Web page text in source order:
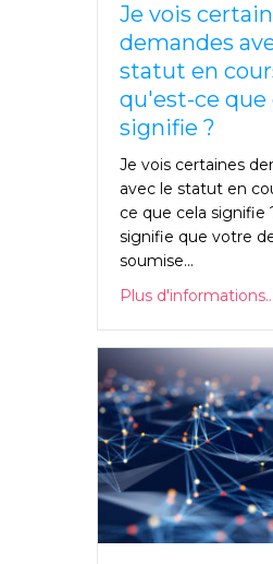
Je vois
demandes
statut en
qu'est-ce que
signifie ?
Je vois certaines
avec le statut en
ce que cela signifie
signifie que votre
soumise...
Plus d'informations...